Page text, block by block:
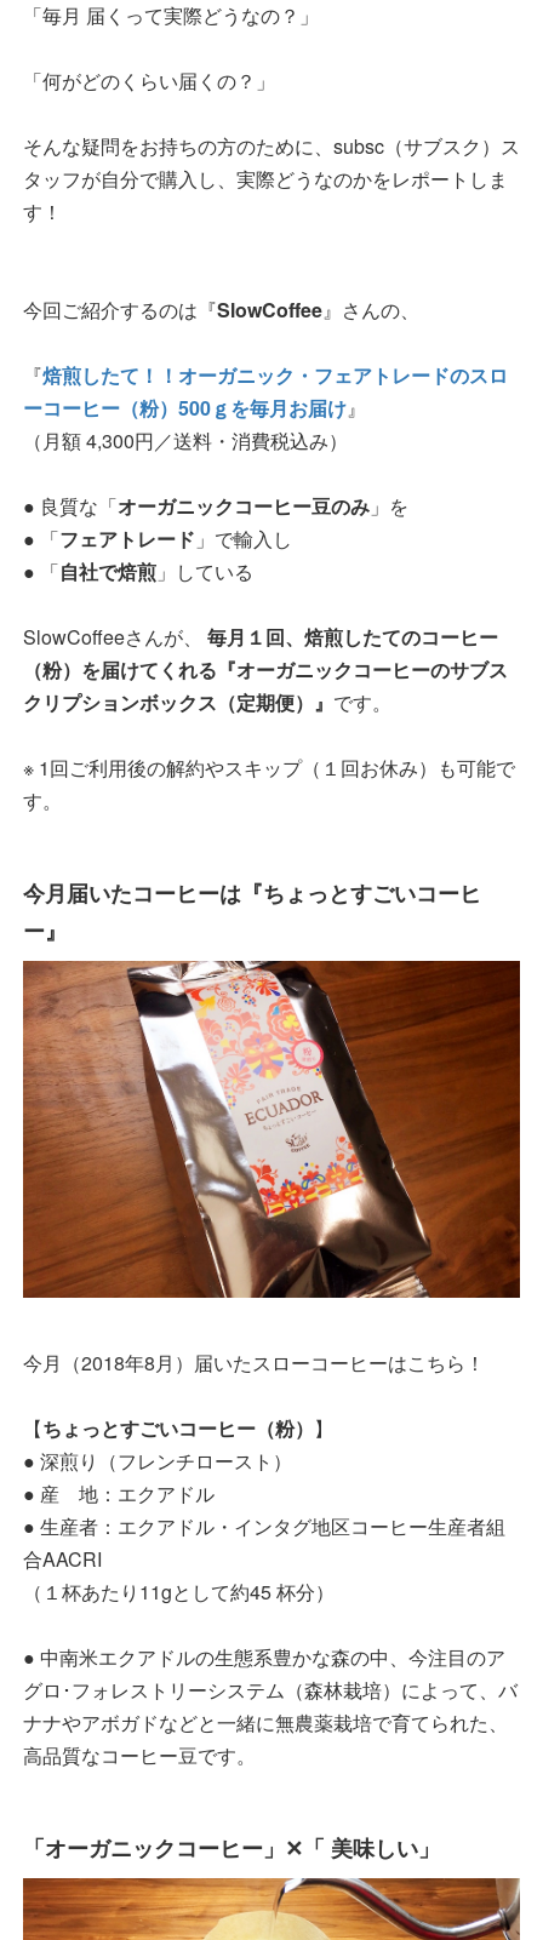
「毎月 届くって実際どうなの？」
「何がどのくらい届くの？」
そんな疑問をお持ちの方のために、subsc（サブスク）ス
タッフが自分で購入し、実際どうなのかをレポートしま
す！
今回ご紹介するのは『SlowCoffee』さんの、
『焙煎したて！！オーガニック・フェアトレードのスロ
ーコーヒー（粉）500ｇを毎月お届け』
（月額 4,300円／送料・消費税込み）
● 良質な「オーガニックコーヒー豆のみ 」を
● 「フェアトレード 」で輸入し
● 「自社で焙煎 」している
SlowCoffeeさんが、
毎月１回、焙煎したてのコーヒー
（粉）を届けてくれる『オーガニックコーヒーのサブス
クリプションボックス（定期便）』 です。
※ 1回ご利用後の解約やスキップ（１回お休み）も可能で
す。
今月届いたコーヒーは『ちょっとすごいコーヒ
ー』
今月（2018年8月）届いたスローコーヒーはこちら！
【ちょっとすごいコーヒー（粉） 】
● 深煎り（フレンチロースト）
● 産 地：エクアドル
● 生産者：エクアドル・インタグ地区コーヒー生産者組
合AACRI
（１杯あたり11gとして約45 杯分）
● 中南米エクアドルの生態系豊かな森の中、今注目のア
グロ･フォレストリーシステム（森林栽培）によって、バ
ナナやアボガドなどと一緒に無農薬栽培で育てられた、
高品質なコーヒー豆です。
「オーガニックコーヒー」✕「 美味しい」